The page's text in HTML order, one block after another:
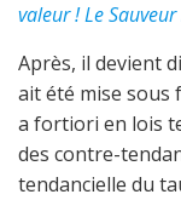
valeur ! Le
Après, il devient
ait été mise sous
a fortiori en lois
des contre-
tendancielle du